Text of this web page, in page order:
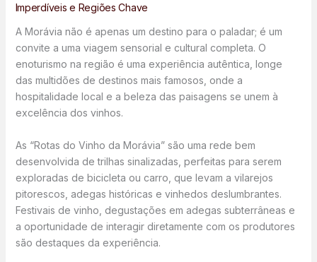
Imperdíveis e Regiões Chave
A Morávia não é apenas um destino para o paladar; é um
convite a uma viagem sensorial e cultural completa. O
enoturismo na região é uma experiência autêntica, longe
das multidões de destinos mais famosos, onde a
hospitalidade local e a beleza das paisagens se unem à
excelência dos vinhos.
As “Rotas do Vinho da Morávia” são uma rede bem
desenvolvida de trilhas sinalizadas, perfeitas para serem
exploradas de bicicleta ou carro, que levam a vilarejos
pitorescos, adegas históricas e vinhedos deslumbrantes.
Festivais de vinho, degustações em adegas subterrâneas e
a oportunidade de interagir diretamente com os produtores
são destaques da experiência.